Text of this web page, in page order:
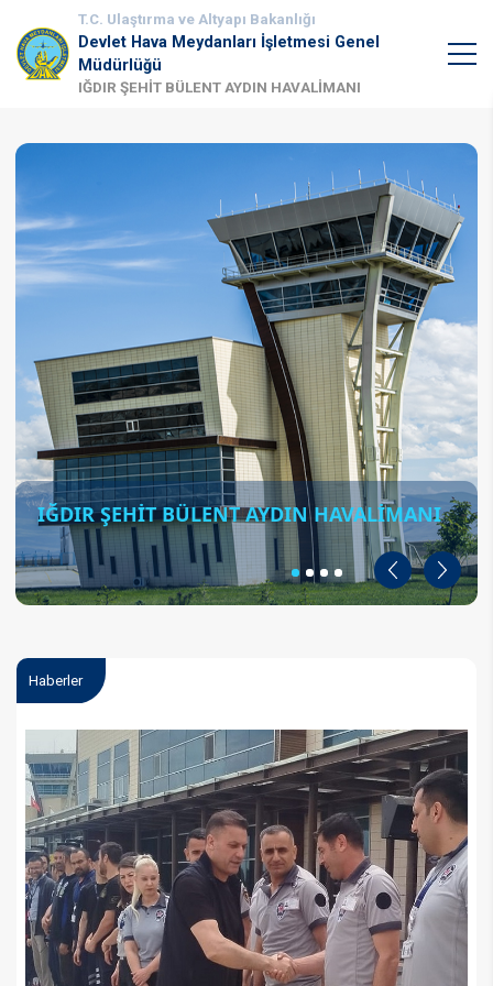
T.C. Ulaştırma ve Altyapı Bakanlığı
Devlet Hava Meydanları İşletmesi Genel
Müdürlüğü
IĞDIR ŞEHİT BÜLENT AYDIN HAVALİMANI
IĞDIR ŞEHİT BÜLENT AYDIN HAVALİMANI
Geri İleri
Haberler